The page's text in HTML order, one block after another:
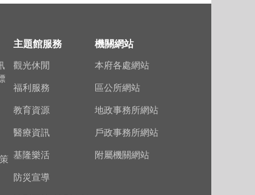
主題館服務
觀光休閒
福利服務
教育資源
醫療資訊
基隆樂活
防災宣導
機關網站
本府各處網站
區公所網站
地政事務所網站
戶政事務所網站
附屬機關網站